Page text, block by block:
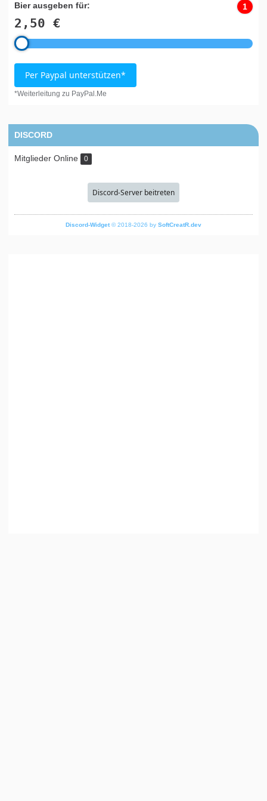
Bier ausgeben für:
2,50 €
1
Per Paypal unterstützen*
*Weiterleitung zu PayPal.Me
DISCORD
Mitglieder Online 0
Discord-Server beitreten
Discord-Widget© 2018-2026 by SoftCreatR.dev